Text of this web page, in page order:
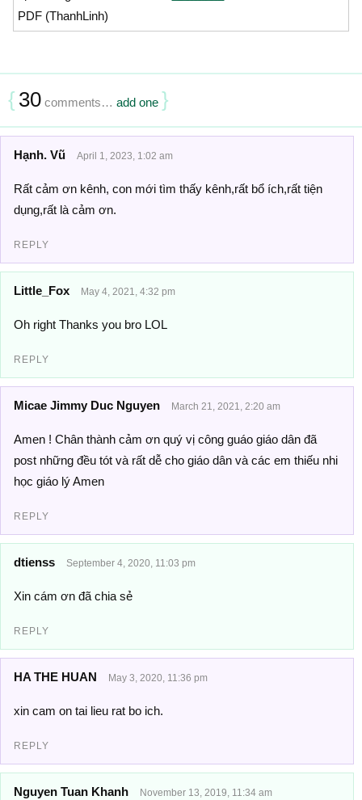
PDF (ThanhLinh)
{ 30 comments… add one }
Hạnh. Vũ April 1, 2023, 1:02 am
Rất cảm ơn kênh, con mới tìm thấy kênh,rất bổ ích,rất tiện
dụng,rất là cảm ơn.
REPLY
Little_Fox May 4, 2021, 4:32 pm
Oh right Thanks you bro LOL
REPLY
Micae Jimmy Duc Nguyen March 21, 2021, 2:20 am
Amen ! Chân thành cảm ơn quý vị công guáo giáo dân đã
post những đều tót và rất dễ cho giáo dân và các em thiếu nhi
học giáo lý Amen
REPLY
dtienss September 4, 2020, 11:03 pm
Xin cám ơn đã chia sẻ
REPLY
HA THE HUAN May 3, 2020, 11:36 pm
xin cam on tai lieu rat bo ich.
REPLY
Nguyen Tuan Khanh November 13, 2019, 11:34 am